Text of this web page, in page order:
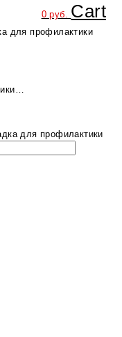
0руб. Cart
для профилактики
для профилактики